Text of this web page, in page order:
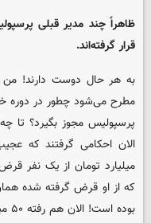
ظاهراً چند مدیر قبلی
قرار گرفته‌اند.
به هر حال دوست دارند!
مطرح می‌شود چطور در دوره
پرسپولیس مجوز بگیرد؟ تا
میلیارد تومان از یک نفر
بوده است! الان هم رفته ۵۰ میلیارد تومان علیه باشگاه حکم گرفته است.